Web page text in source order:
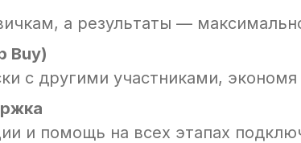
а результаты —
Buy)
с другими участниками, экономя
и помощь на всех этапах